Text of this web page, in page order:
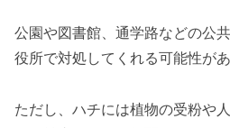
公園や図書館、通学路などの公
役所で対処してくれる可能性があ
ただし、ハチには植物の受粉や